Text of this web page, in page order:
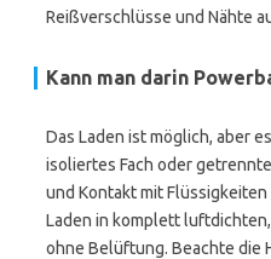
Reißverschlüsse und Nähte
Kann man darin
Das Laden ist möglich, aber
isoliertes Fach oder
und Kontakt mit
Laden in komplett
ohne Belüftung. Beachte die